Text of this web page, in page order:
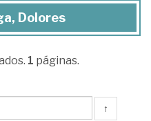
Dolores
1 páginas.
↑